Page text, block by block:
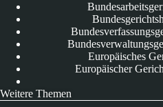
Europäisches
Europäischer
Weitere Themen